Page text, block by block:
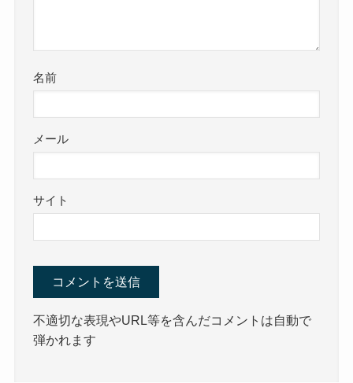
名前
メール
サイト
不適切な表現やURL等を含んだコメントは自動で
弾かれます